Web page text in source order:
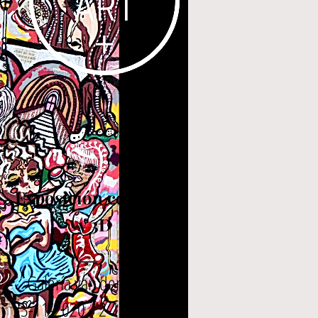
Exposición colectiva
y 3D
Galería van der plas
23-11-2020 / 2-12-2020